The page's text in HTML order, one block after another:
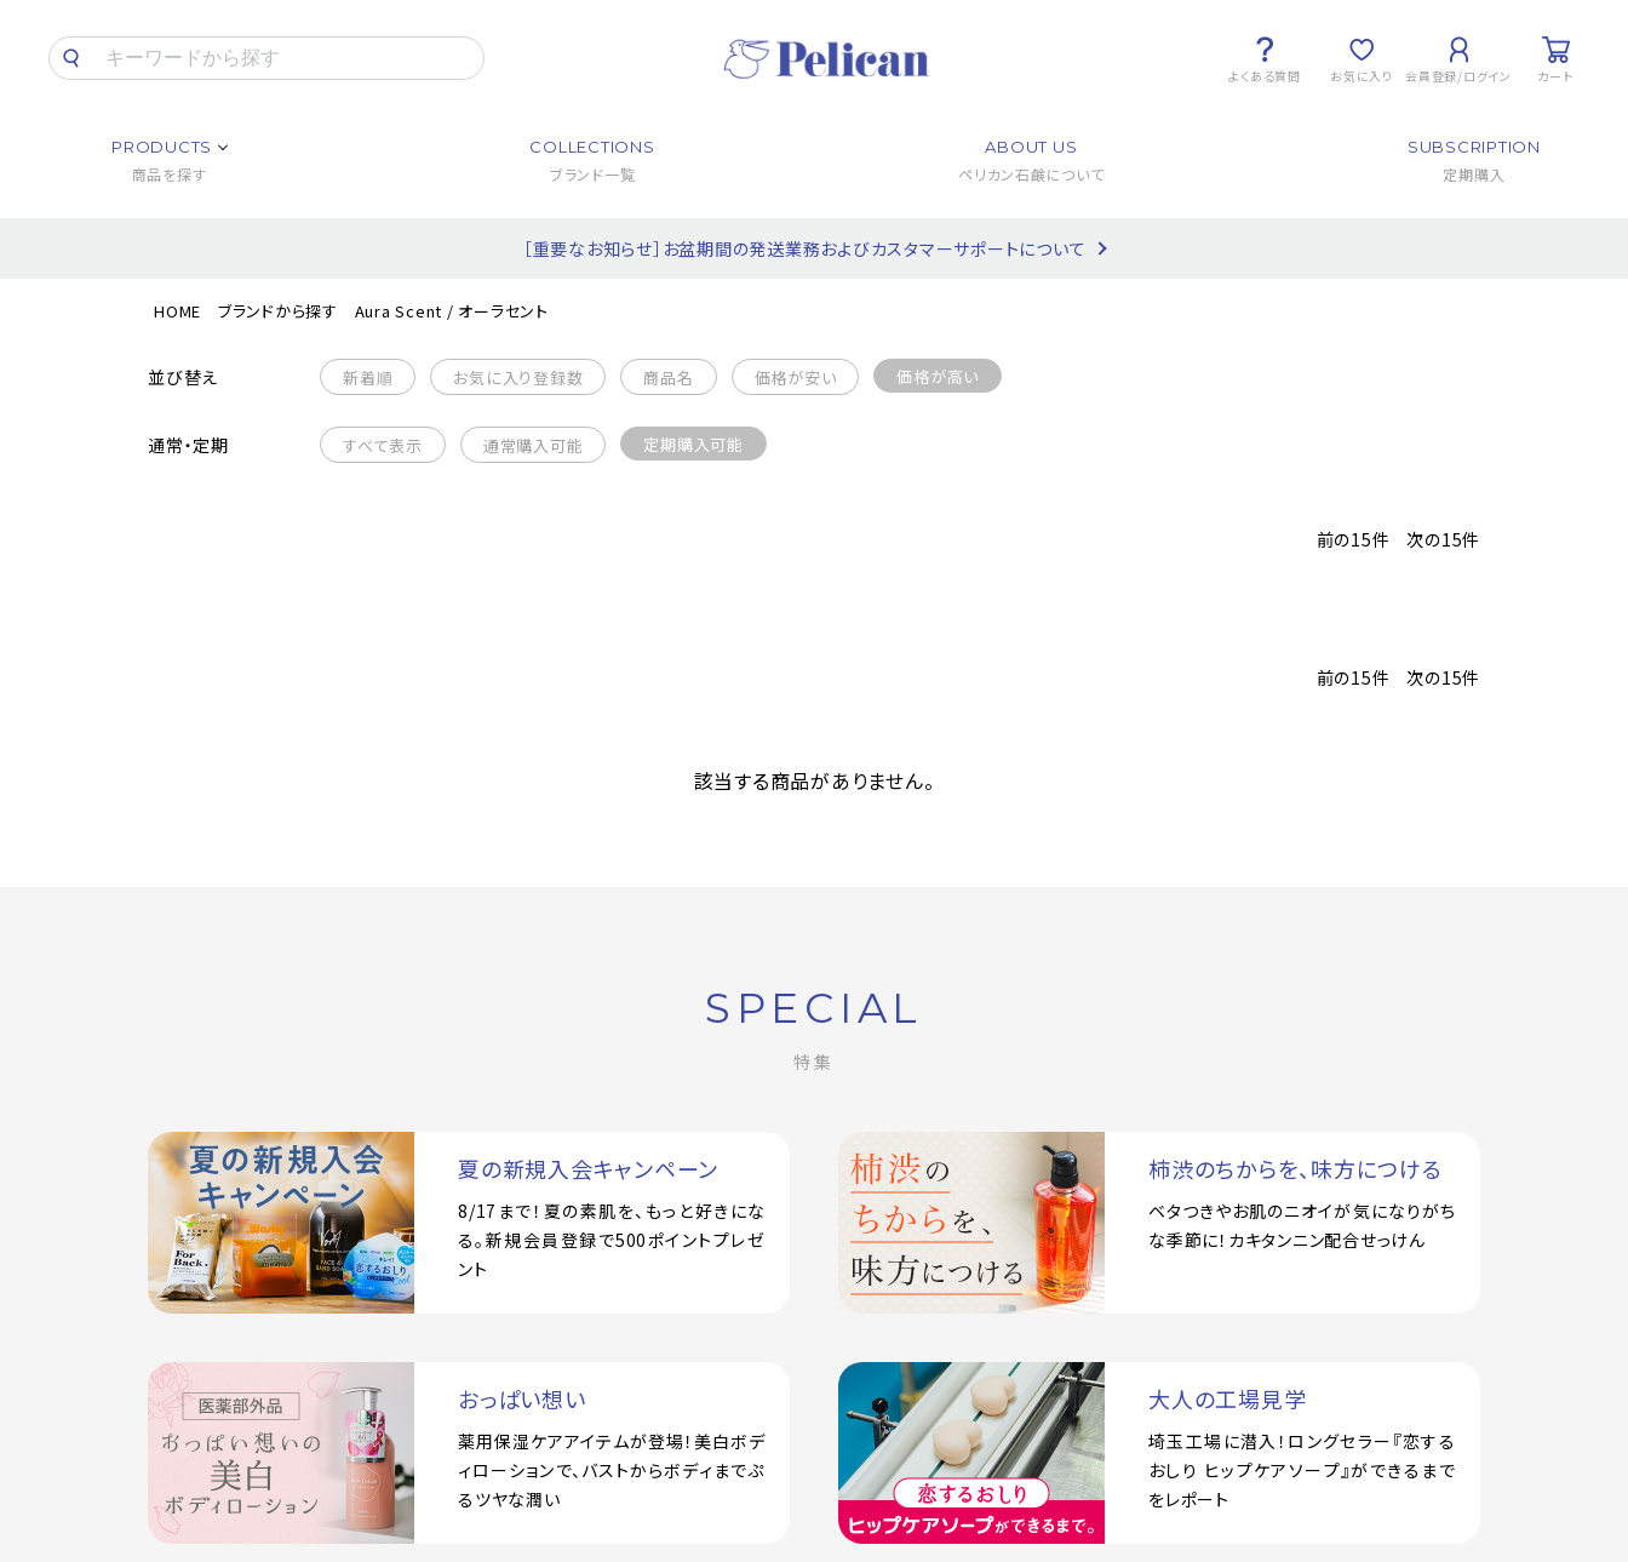
よくある質問 お気に入り 会員登録/ログイン カート
PRODUCTS
商品を探す
COLLECTIONS
ブランド一覧
ABOUT US
ペリカン石鹸について
SUBSCRIPTION
定期購入
［重要なお知らせ］お盆期間の発送業務およびカスタマーサポートについて
HOME ブランドから探す Aura Scent / オーラセント
並び替え 新着順 お気に入り登録数 商品名 価格が安い 価格が高い
通常・定期 すべて表示 通常購入可能 定期購入可能
前の15件 次の15件
前の15件 次の15件
該当する商品がありません。
SPECIAL
特集
夏の新規入会キャンペーン
8/17まで！夏の素肌を、もっと好きにな
る。新規会員登録で500ポイントプレゼ
ント
柿渋のちからを、味方につける
ベタつきやお肌のニオイが気になりがち
な季節に！カキタンニン配合せっけん
おっぱい想い
薬用保湿ケアアイテムが登場！美白ボデ
ィローションで、バストからボディまでぷ
るツヤな潤い
大人の工場見学
埼玉工場に潜入！ロングセラー『恋する
おしり ヒップケアソープ』ができるまで
をレポート